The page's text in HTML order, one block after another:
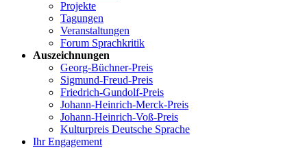
Projekte
Tagungen
Veranstaltungen
Forum Sprachkritik
Auszeichnungen
Georg-Büchner-Preis
Sigmund-Freud-Preis
Friedrich-Gundolf-Preis
Johann-Heinrich-Merck-Preis
Johann-Heinrich-Voß-Preis
Kulturpreis Deutsche Sprache
Ihr Engagement